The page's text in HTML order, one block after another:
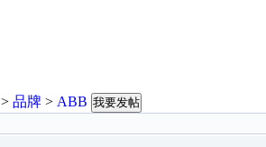
> 品牌 > ABB 我要发帖